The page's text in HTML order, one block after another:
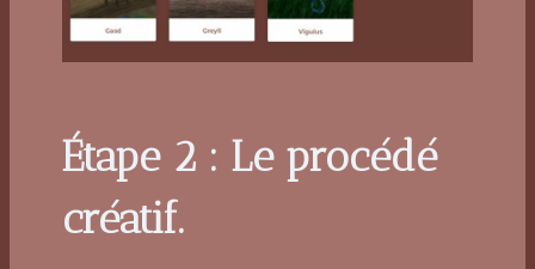
Étape 2 : Le procédé
créatif.